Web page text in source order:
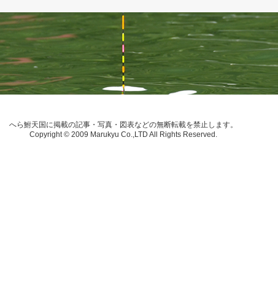
へら鮒天国に掲載の記事・写真・図表などの無断転載を禁止します。
Copyright © 2009 Marukyu Co.,LTD All Rights Reserved.